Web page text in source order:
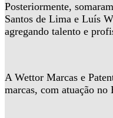
Posteriormente,
Santos de Lima e Luís
agregando talento e
A Wettor Marcas e
marcas, com atuação